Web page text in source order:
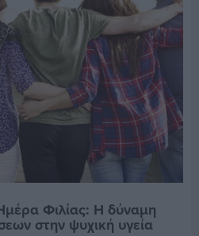
Φιλίας: Η δύναμη
στην ψυχική υγεία